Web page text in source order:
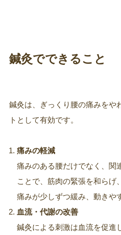
鍼灸でできること
鍼灸は、ぎっくり腰の痛みをや
トとして有効です。
痛みの軽減
痛みのある腰だけでなく、関
ことで、筋肉の緊張を和らげ
痛みが少しずつ緩み、動きや
血流・代謝の改善
鍼灸による刺激は血流を促進